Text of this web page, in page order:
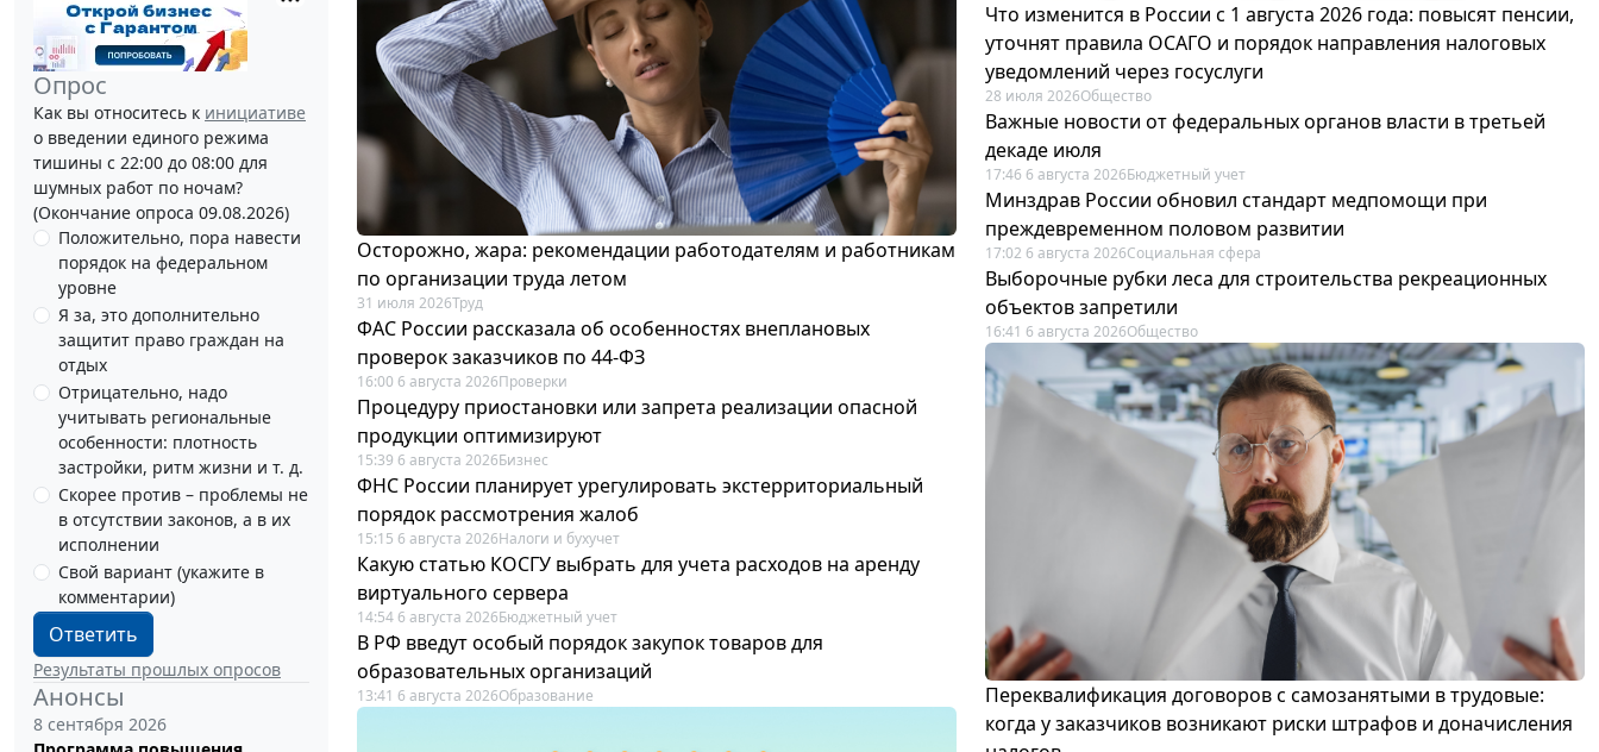
Опрос
Как вы относитесь к инициативе
о введении единого режима
тишины с 22:00 до 08:00 для
шумных работ по ночам?
(Окончание опроса 09.08.2026)
Положительно, пора навести
порядок на федеральном
уровне
Я за, это дополнительно
защитит право граждан на
отдых
Отрицательно, надо
учитывать региональные
особенности: плотность
застройки, ритм жизни и т. д.
Скорее против – проблемы не
в отсутствии законов, а в их
исполнении
Свой вариант (укажите в
комментарии)
Ответить
Результаты прошлых опросов
Анонсы
8 сентября 2026
Осторожно, жара: рекомендации работодателям и работникам
по организации труда летом
31 июля 2026Труд
ФАС России рассказала об особенностях внеплановых
проверок заказчиков по 44-ФЗ
16:00 6 августа 2026Проверки
Процедуру приостановки или запрета реализации опасной
продукции оптимизируют
15:39 6 августа 2026Бизнес
ФНС России планирует урегулировать экстерриториальный
порядок рассмотрения жалоб
15:15 6 августа 2026Налоги и бухучет
Какую статью КОСГУ выбрать для учета расходов на аренду
виртуального сервера
14:54 6 августа 2026Бюджетный учет
В РФ введут особый порядок закупок товаров для
образовательных организаций
13:41 6 августа 2026Образование
Что изменится в России с 1 августа 2026 года: повысят пенсии,
уточнят правила ОСАГО и порядок направления налоговых
уведомлений через госуслуги
28 июля 2026Общество
Важные новости от федеральных органов власти в третьей
декаде июля
17:46 6 августа 2026Бюджетный учет
Минздрав России обновил стандарт медпомощи при
преждевременном половом развитии
17:02 6 августа 2026Социальная сфера
Выборочные рубки леса для строительства рекреационных
объектов запретили
16:41 6 августа 2026Общество
Переквалификация договоров с самозанятыми в трудовые:
когда у заказчиков возникают риски штрафов и доначисления